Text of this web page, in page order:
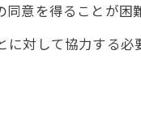
意を得ることが困
対して協力する必